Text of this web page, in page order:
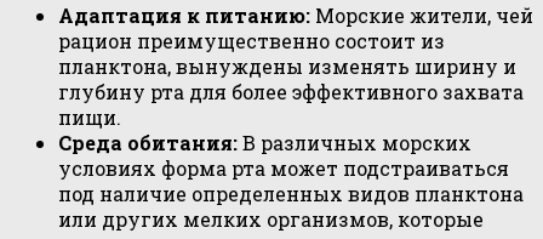
Адаптация к питанию: Морские жители, чей
рацион преимущественно состоит из
планктона, вынуждены изменять ширину и
глубину рта для более эффективного захвата
пищи.
Среда обитания:В различных морских
условиях форма рта может подстраиваться
под наличие определенных видов планктона
или других мелких организмов, которые